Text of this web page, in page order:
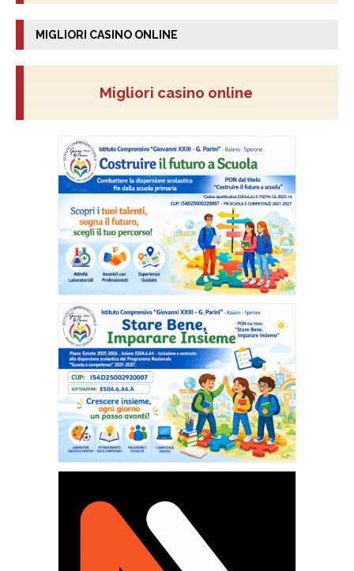
MIGLIORI CASINO ONLINE
Migliori casino online